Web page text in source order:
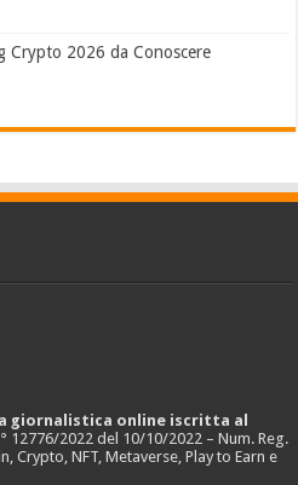
Crypto 2026 da Conoscere
online iscritta al
12776/2022 del 10/10/2022 – Num. Reg.
Crypto, NFT, Metaverse, Play to Earn e